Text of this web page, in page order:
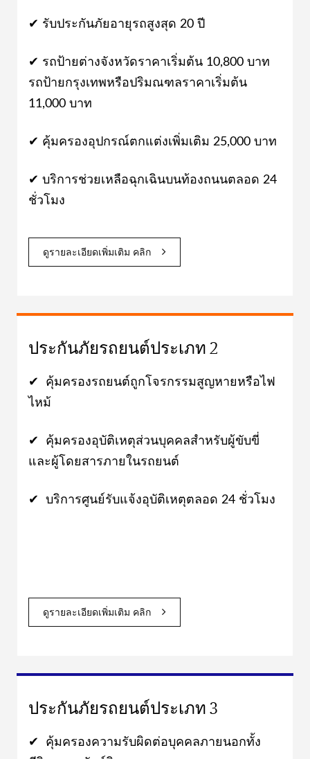
✔ รับประกันภัยอายุรถสูงสุด 20 ปี
✔ รถป้ายต่างจังหวัดราคาเริ่มต้น 10,800 บาท
รถป้ายกรุงเทพหรือปริมณฑลราคาเริ่มต้น
11,000 บาท
✔ คุ้มครองอุปกรณ์ตกแต่งเพิ่มเติม 25,000 บาท
✔ บริการช่วยเหลือฉุกเฉินบนท้องถนนตลอด 24
ชั่วโมง
ดูรายละเอียดเพิ่มเติม คลิก
ประกันภัยรถยนต์ประเภท 2
✔ คุ้มครองรถยนต์ถูกโจรกรรมสูญหายหรือไฟ
ไหม้
✔ คุ้มครองอุบัติเหตุส่วนบุคคลสำหรับผู้ขับขี่
และผู้โดยสารภายในรถยนต์
✔ บริการศูนย์รับแจ้งอุบัติเหตุตลอด 24 ชั่วโมง
ดูรายละเอียดเพิ่มเติม คลิก
ประกันภัยรถยนต์ประเภท 3
✔ คุ้มครองความรับผิดต่อบุคคลภายนอกทั้ง